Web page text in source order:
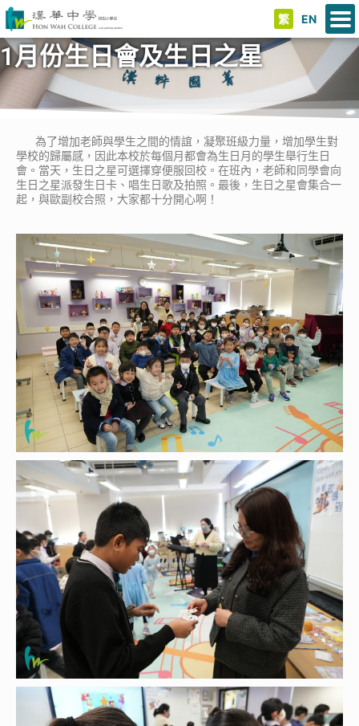
繁 EN
1月份生日會及生日之星
為了增加老師與學生之間的情誼，凝聚班級力量，增加學生對
學校的歸屬感，因此本校於每個月都會為生日月的學生舉行生日
會。當天，生日之星可選擇穿便服回校。在班內，老師和同學會向
生日之星派發生日卡、唱生日歌及拍照。最後，生日之星會集合一
起，與歐副校合照，大家都十分開心啊！